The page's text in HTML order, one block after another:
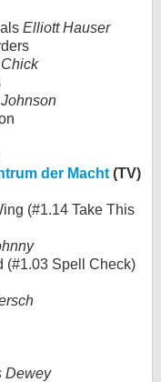
als Elliott Hauser
der Macht (TV)
(#1.14 Take This
(#1.03 Spell Check)
Dewey